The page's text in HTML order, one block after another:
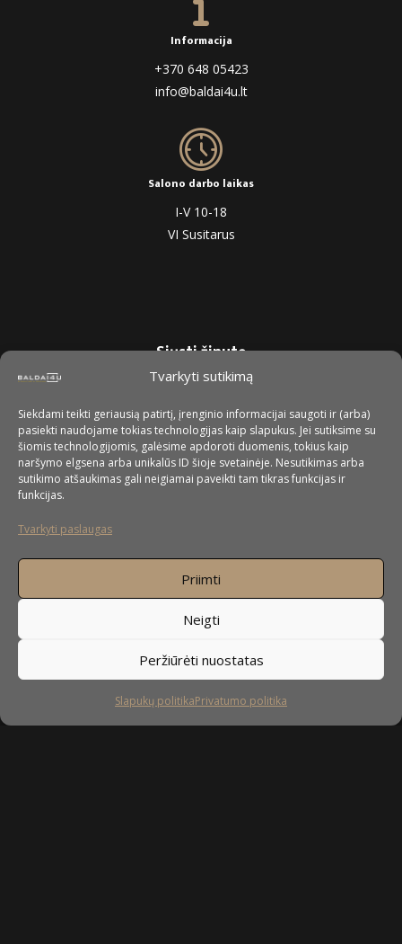
Tvarkyti sutikimą
Siekdami teikti geriausią patirtį, įrenginio informacijai saugoti ir (arba)
pasiekti naudojame tokias technologijas kaip slapukus. Jei sutiksime su
šiomis technologijomis, galėsime apdoroti duomenis, tokius kaip
naršymo elgsena arba unikalūs ID šioje svetainėje. Nesutikimas arba
sutikimo atšaukimas gali neigiamai paveikti tam tikras funkcijas ir
funkcijas.
Tvarkyti paslaugas
Priimti
Neigti
Peržiūrėti nuostatas
Slapukų politikaPrivatumo politika
Informacija
+370 648 05423
info@baldai4u.lt
Salono darbo laikas
I-V 10-18
VI Susitarus
Siųsti žinutę